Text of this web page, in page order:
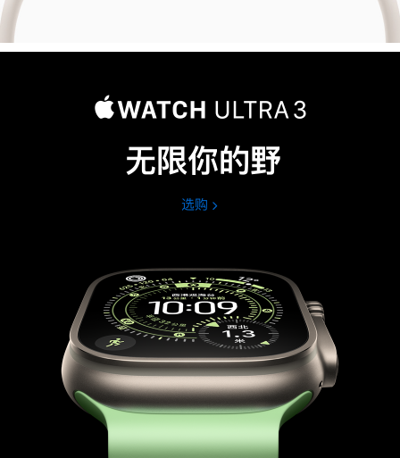
无限你的野
选购 Apple
3